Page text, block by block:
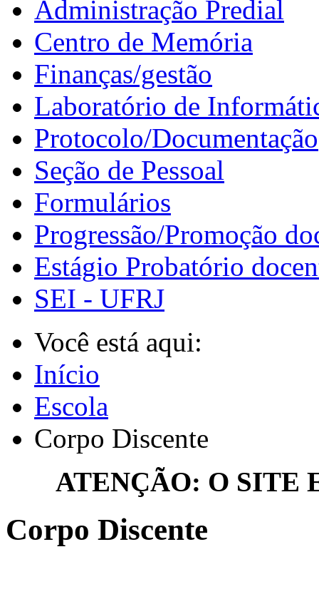
Administração Predial
Centro de Memória
Finanças/gestão
Laboratório de
Protocolo/Documentação
Seção de Pessoal
Formulários
Progressão/Promoção
Estágio Probatório
SEI - UFRJ
Você está aqui:
Início
Escola
Corpo Discente
ATENÇÃO: O SITE
Corpo Discente